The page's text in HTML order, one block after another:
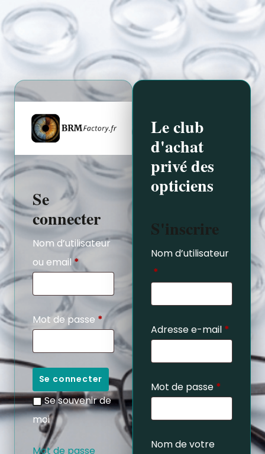
Se
connecter
Nom d’utilisateur
ou email*
Mot de passe *
Se connecter
Se souvenir de
moi
Mot de passe
Le club
d'achat
privé des
opticiens
S'inscrire
Nom d’utilisateur
*
Adresse e-mail *
Mot de passe *
Nom de votre